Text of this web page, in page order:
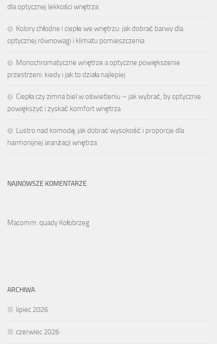
dla optycznej lekkości wnętrza
Kolory chłodne i ciepłe we wnętrzu: jak dobrać barwy dla
optycznej równowagi i klimatu pomieszczenia
Monochromatyczne wnętrze a optyczne powiększenie
przestrzeni: kiedy i jak to działa najlepiej
Ciepła czy zimna biel w oświetleniu – jak wybrać, by optycznie
powiększyć i zyskać komfort wnętrza
Lustro nad komodą: jak dobrać wysokość i proporcje dla
harmonijnej aranżacji wnętrza
NAJNOWSZE KOMENTARZE
Macomm: quady Kołobrzeg
ARCHIWA
lipiec 2026
czerwiec 2026